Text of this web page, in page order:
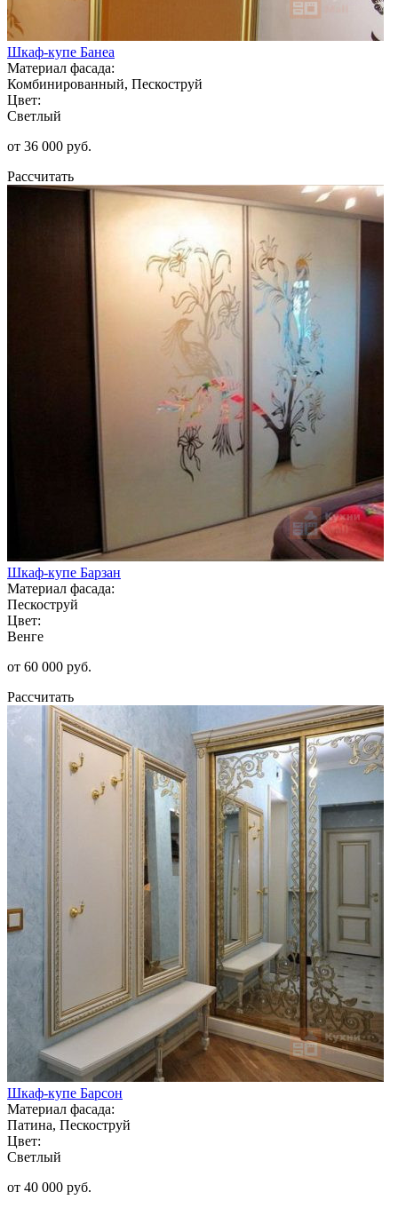
Шкаф-купе Банеа
Материал фасада:
Комбинированный, Пескоструй
Цвет:
Светлый
от 36 000 руб.
Рассчитать
Шкаф-купе Барзан
Материал фасада:
Пескоструй
Цвет:
Венге
от 60 000 руб.
Рассчитать
Шкаф-купе Барсон
Материал фасада:
Патина, Пескоструй
Цвет:
Светлый
от 40 000 руб.